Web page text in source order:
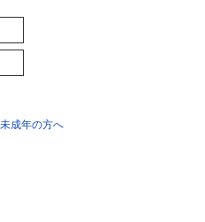
未成年の方へ